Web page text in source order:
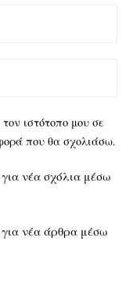
ιστότοπο μου σε
που θα σχολιάσω.
νέα σχόλια μέσω
νέα άρθρα μέσω